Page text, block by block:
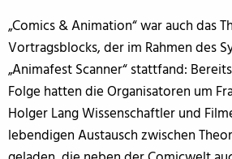
„Comics & Animation“ war auch das
Vortragsblocks, der im Rahmen des
„Animafest Scanner“ stattfand:
Folge hatten die Organisatoren um
Holger Lang Wissenschaftler und
lebendigen Austausch zwischen